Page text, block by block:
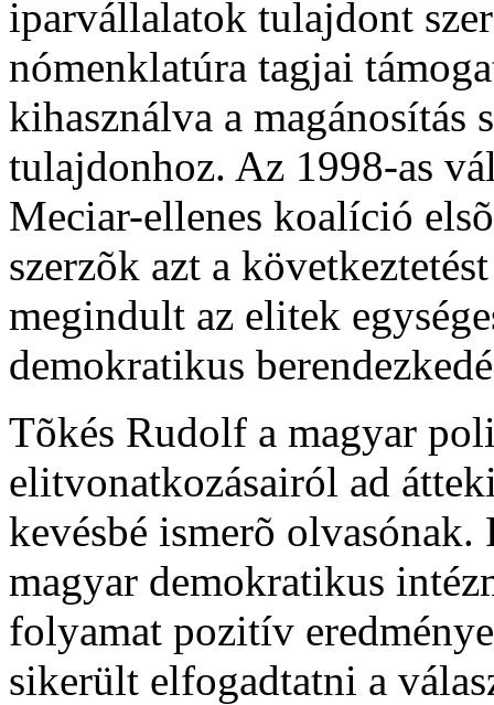
iparvállalatok tulajdont
nómenklatúra tagjai
kihasználva a
tulajdonhoz. Az 1998-as
Meciar-ellenes koalíció
szerzõk azt a
megindult az elitek
demokratikus
Tõkés Rudolf a magyar
elitvonatkozásairól ad
kevésbé ismerõ olvasónak.
magyar demokratikus
folyamat pozitív
sikerült elfogadtatni a